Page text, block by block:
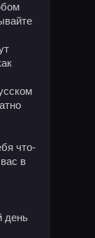
что-
в
день